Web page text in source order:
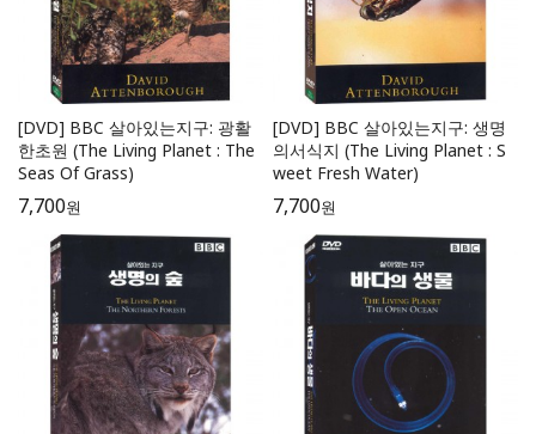
[DVD] BBC 살아있는지구: 광활
한초원 (The Living Planet : The
Seas Of Grass)
7,700원
[DVD] BBC 살아있는지구: 생명
의서식지 (The Living Planet : S
weet Fresh Water)
7,700원